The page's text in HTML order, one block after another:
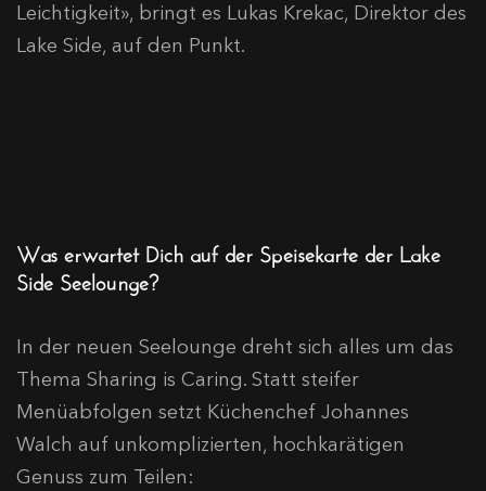
Leichtigkeit», bringt es Lukas Krekac, Direktor des
Lake Side, auf den Punkt.
Was erwartet Dich auf der Speisekarte der Lake
Side Seelounge?
In der neuen Seelounge dreht sich alles um das
Thema Sharing is Caring. Statt steifer
Menüabfolgen setzt Küchenchef Johannes
Walch auf unkomplizierten, hochkarätigen
Genuss zum Teilen: